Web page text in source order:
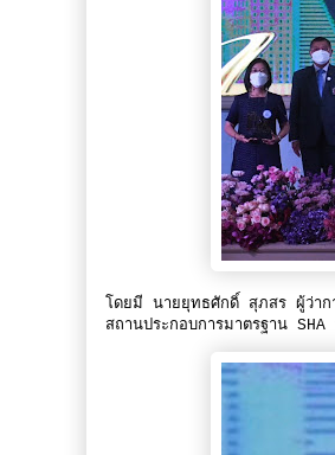
โดยมี นายยุทธศักดิ์ สุภสร ผู้ว่า
สถานประกอบการมาตรฐาน